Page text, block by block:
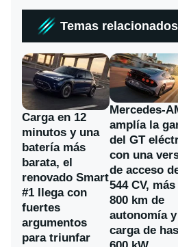
Temas relacionados
Carga en 12
minutos y una
batería más
barata, el
renovado Smart
#1 llega con
fuertes
argumentos
para triunfar
Mercedes-
amplía la
del GT
con una
de acceso
544 CV,
800 km de
autonomía y
carga de